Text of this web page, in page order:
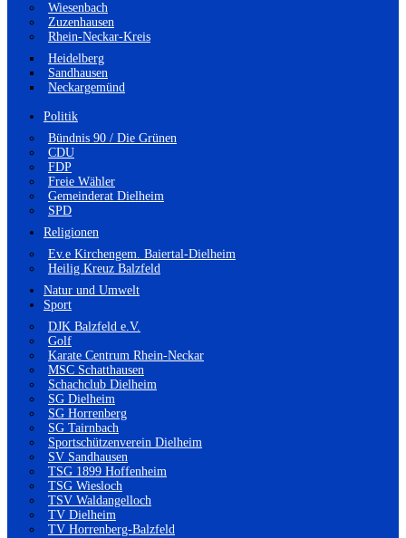
Wiesenbach
Zuzenhausen
Rhein-Neckar-Kreis
Heidelberg
Sandhausen
Neckargemünd
Politik
Bündnis 90 / Die Grünen
CDU
FDP
Freie Wähler
Gemeinderat Dielheim
SPD
Religionen
Ev.e Kirchengem. Baiertal-Dielheim
Heilig Kreuz Balzfeld
Natur und Umwelt
Sport
DJK Balzfeld e.V.
Golf
Karate Centrum Rhein-Neckar
MSC Schatthausen
Schachclub Dielheim
SG Dielheim
SG Horrenberg
SG Tairnbach
Sportschützenverein Dielheim
SV Sandhausen
TSG 1899 Hoffenheim
TSG Wiesloch
TSV Waldangelloch
TV Dielheim
TV Horrenberg-Balzfeld